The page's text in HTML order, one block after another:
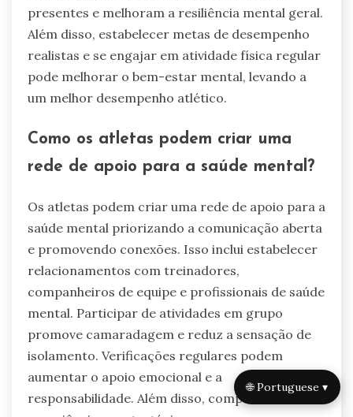
presentes e melhoram a resiliência mental geral.
Além disso, estabelecer metas de desempenho
realistas e se engajar em atividade física regular
pode melhorar o bem-estar mental, levando a
um melhor desempenho atlético.
Como os atletas podem criar uma
rede de apoio para a saúde mental?
Os atletas podem criar uma rede de apoio para a
saúde mental priorizando a comunicação aberta
e promovendo conexões. Isso inclui estabelecer
relacionamentos com treinadores,
companheiros de equipe e profissionais de saúde
mental. Participar de atividades em grupo
promove camaradagem e reduz a sensação de
isolamento. Verificações regulares podem
aumentar o apoio emocional e a
responsabilidade. Além disso, compartilhar
🌐 Portuguese ▾